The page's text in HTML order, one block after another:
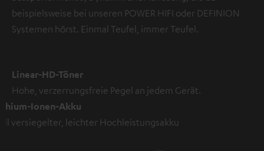
beispielsweise bei unseren POWER HIFI oder DEFINION
Systemen hörst. Einmal Teufel, immer Teufel.
Linear-HD-Töner
Hohe, verzerrungsfreie Pegel an jedem Gerät.
Ionen-Akku
versiegelter, leichter Hochleistungsakku